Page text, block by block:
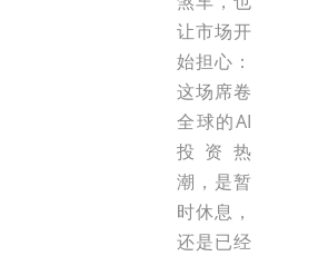
让市场开
始担心：
这场席卷
全球的AI
投资热
潮，是暂
时休息，
还是已经